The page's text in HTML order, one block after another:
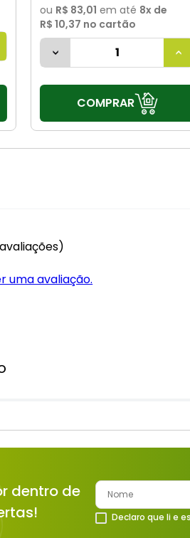
ou R$ 83,01 em até 8x de
R$ 10,37 no cartão
COMPRAR
uma avaliação.
dentro de
Declaro que li e